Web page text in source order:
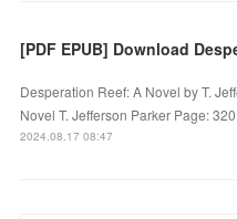
Desperation Reef: A Novel by T.
Novel T. Jefferson Parker Page:
2024.08.17 08:47